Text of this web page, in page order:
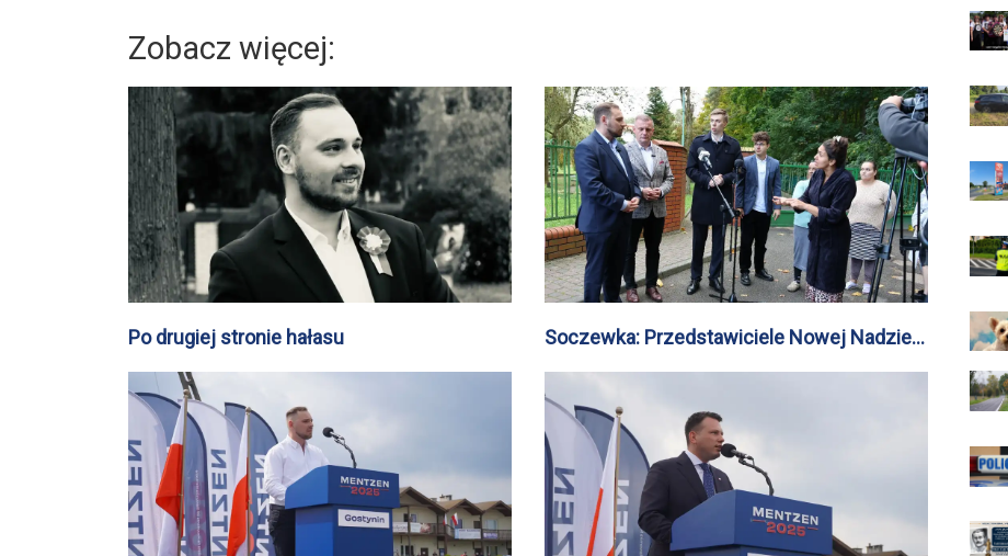
Zobacz więcej:
Po drugiej stronie hałasu
Soczewka: Przedstawiciele Nowej Nadziei
apelują o interwencję w sprawie ośrodka dla
uchodźców